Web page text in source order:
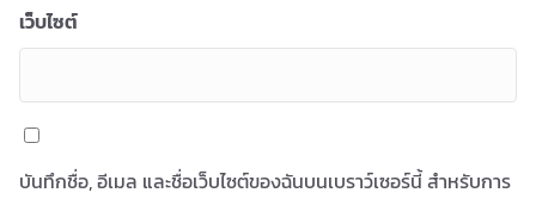
เว็บไซต์
บันทึกชื่อ, อีเมล และชื่อเว็บไซต์ของฉันบนเบราว์เซอร์นี้ สำหรับการ